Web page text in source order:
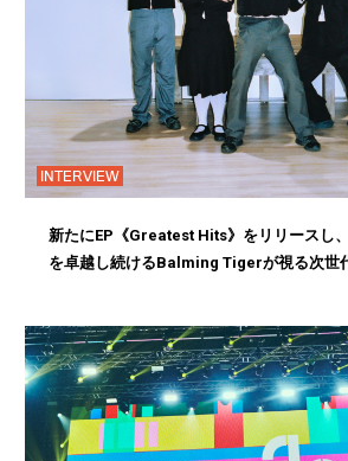
INTERVIEW
新たにEP《Greatest Hits》をリリースし
を卓越し続けるBalming Tigerが視る次世